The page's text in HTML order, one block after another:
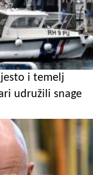
i temelj
udružili snage